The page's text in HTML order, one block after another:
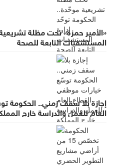
«الأمير حمزة» تحت مظلة
المستشفيات التابعة للصحة
إجازة بلا سقف زمني.. الحكومة
العام للعمل والدراسة خارج